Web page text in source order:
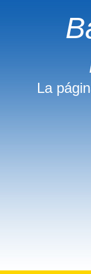
La